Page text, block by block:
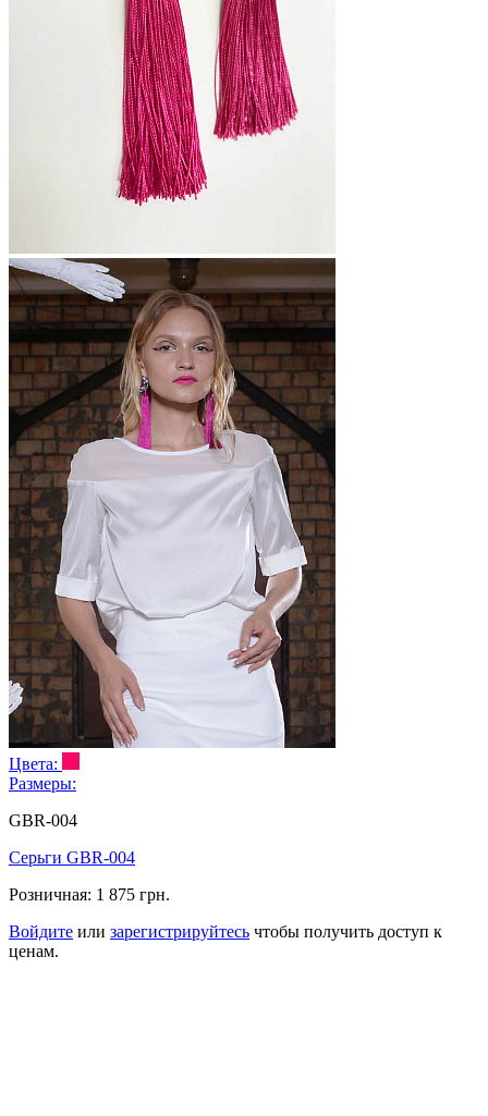
Цвета:
Размеры:
GBR-004
Серьги GBR-004
Розничная: 1 875 грн.
Войдите или зарегистрируйтесь чтобы получить доступ к
ценам.